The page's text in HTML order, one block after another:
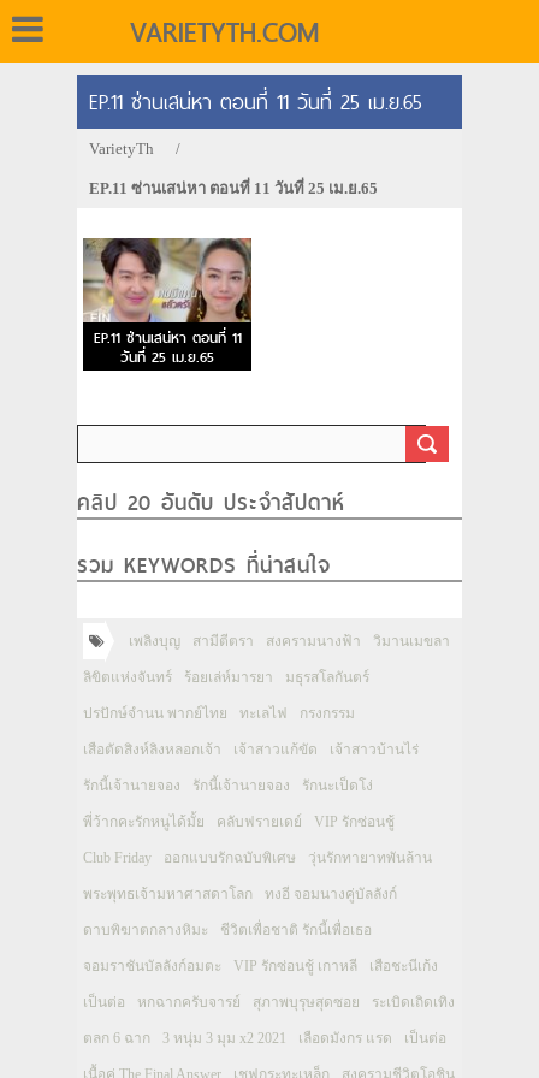
VARIETYTH.COM
EP.11 ซ่านเสน่หา ตอนที่ 11 วันที่ 25 เม.ย.65
VarietyTh /
EP.11 ซ่านเสน่หา ตอนที่ 11 วันที่ 25 เม.ย.65
EP.11 ซ่านเสน่หา ตอนที่ 11
วันที่ 25 เม.ย.65
คลิป 20 อันดับ ประจำสัปดาห์
รวม KEYWORDS ที่น่าสนใจ
เพลิงบุญ สามีตีตรา สงครามนางฟ้า วิมานเมขลา
ลิขิตแห่งจันทร์ ร้อยเล่ห์มารยา มธุรสโลกันตร์
ปรปักษ์จำนน พากย์ไทย ทะเลไฟ กรงกรรม
เสือตัดสิงห์ลิงหลอกเจ้า เจ้าสาวแก้ขัด เจ้าสาวบ้านไร่
รักนี้เจ้านายจอง รักนี้เจ้านายจอง รักนะเป็ดโง่
พี่ว้ากคะรักหนูได้มั้ย คลับฟรายเดย์ VIP รักซ่อนชู้
Club Friday ออกแบบรักฉบับพิเศษ วุ่นรักทายาทพันล้าน
พระพุทธเจ้ามหาศาสดาโลก ทงอี จอมนางคู่บัลลังก์
ดาบพิฆาตกลางหิมะ ชีวิตเพื่อชาติ รักนี้เพื่อเธอ
จอมราชันบัลลังก์อมตะ VIP รักซ่อนชู้ เกาหลี เสือชะนีเก้ง
เป็นต่อ หกฉากครับจารย์ สุภาพบุรุษสุดซอย ระเบิดเถิดเทิง
ตลก 6 ฉาก 3 หนุ่ม 3 มุม x2 2021 เลือดมังกร แรด เป็นต่อ
เนื้อคู่ The Final Answer เชฟกระทะเหล็ก สงครามชีวิตโอชิน